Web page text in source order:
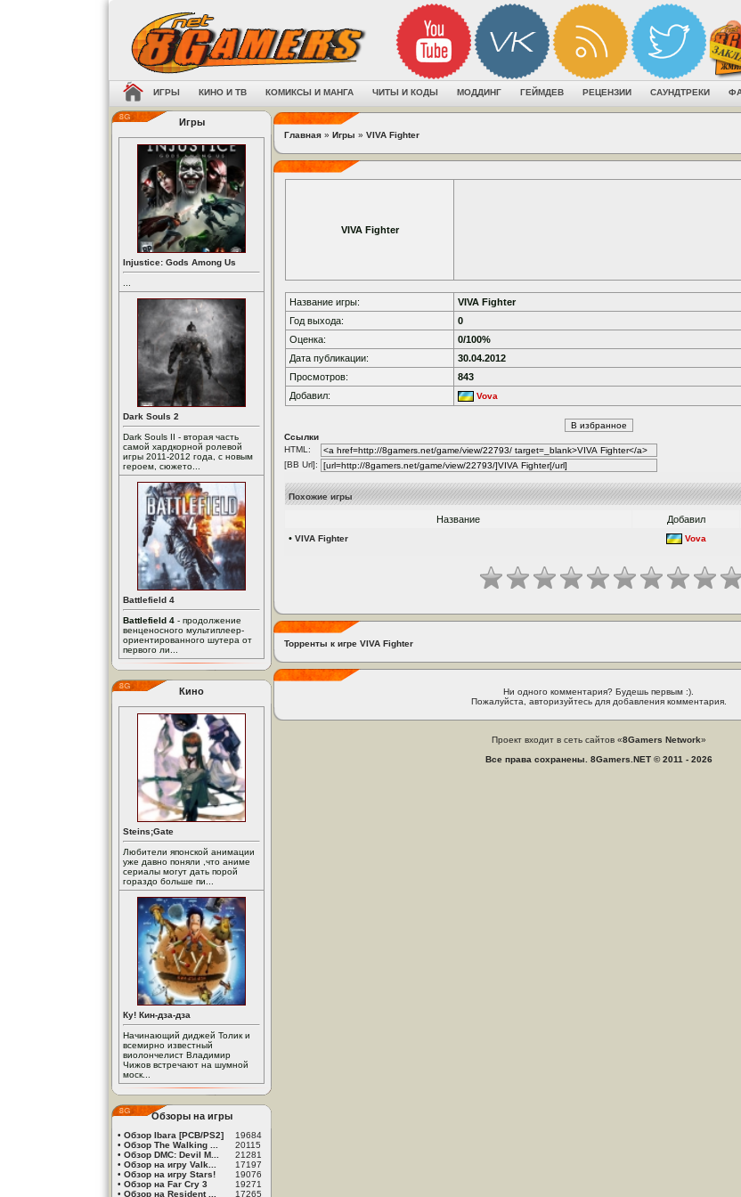
ИГРЫ КИНО И ТВ КОМИКСЫ И МАНГА ЧИТЫ И КОДЫ МОДДИНГ ГЕЙМДЕВ РЕЦЕНЗИИ САУНДТРЕКИ
Игры
Injustice: Gods Among Us
Dark Souls 2
Dark Souls II - вторая часть
самой хардкорной ролевой
игры 2011-2012 года, с новым
героем, сюжето...
Battlefield 4
Battlefield 4 - продолжение
венценосного мультиплеер-
ориентированного шутера от
первого ли...
Кино
Steins;Gate
Любители японской анимации
уже давно поняли ,что аниме
сериалы могут дать порой
гораздо больше пи...
Ку! Кин-дза-дза
Начинающий диджей Толик и
всемирно известный
виолончелист Владимир
Чижов встречают на шумной
моск...
Обзоры на игры
• Обзор Ibara [PCB/PS2]
19684
• Обзор The Walking ...
20115
• Обзор DMC: Devil M...
21281
• Обзор на игру Valk...
17197
• Обзор на игру Stars!
19076
• Обзор на Far Cry 3
19271
• Обзор на Resident ... 17265
Главная » Игры » VIVA Fighter
VIVA Fighter
Название игры:
VIVA Fighter
Год выхода:
0
Оценка:
0/100%
Дата публикации:
30.04.2012
Просмотров:
843
Добавил:
Vova
Ссылки
HTML:
[BB Url]:
Похожие игры
Название Добавил
• VIVA Fighter Vova
Торренты к игре VIVA Fighter
Ни одного комментария? Будешь первым :).
Пожалуйста, авторизуйтесь для добавления комментария.
Проект входит в сеть сайтов «8Gamers Network»
Все права сохранены. 8Gamers.NET © 2011 - 2026